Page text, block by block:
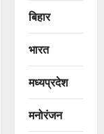
बिहार
भारत
मध्यप्रदेश
मनोरंजन